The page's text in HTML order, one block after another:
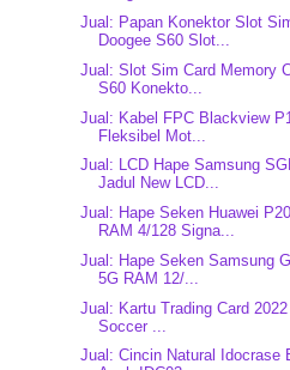
Jual: Papan Konektor Slot
Doogee S60 Slot...
Jual: Slot Sim Card Memory
S60 Konekto...
Jual: Kabel FPC Blackview
Fleksibel Mot...
Jual: LCD Hape Samsung
Jadul New LCD...
Jual: Hape Seken Huawei
RAM 4/128 Signa...
Jual: Hape Seken Samsung
5G RAM 12/...
Jual: Kartu Trading Card
Soccer ...
Jual: Cincin Natural Idocrase